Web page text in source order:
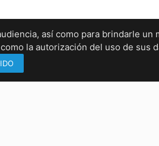
así como para brindarle
la autorización del uso de sus